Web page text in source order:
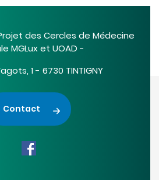
des Cercles de Médecine
MGLux et UOAD -
1 - 6730 TINTIGNY
Contact